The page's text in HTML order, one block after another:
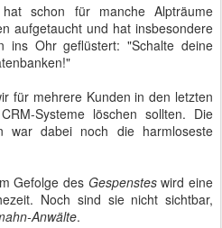
schon für manche Alpträume
aufgetaucht und hat insbesondere
ins Ohr geflüstert: "Schalte deine
für mehrere Kunden in den letzten
Systeme löschen sollten. Die
war dabei noch die harmloseste
Gefolge des Gespensteswird eine
Noch sind sie nicht sichtbar,
Anwälte.